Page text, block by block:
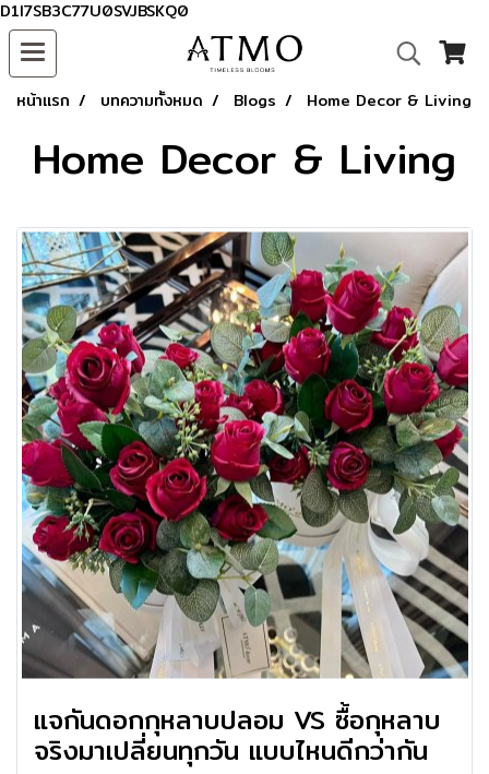
D1I7SB3C77U0SVJBSKQ0
หน้าแรก บทความทั้งหมด Blogs Home Decor & Living
Home Decor & Living
แจกันดอกกุหลาบปลอม VS ซื้อกุหลาบ
จริงมาเปลี่ยนทุกวัน แบบไหนดีกว่ากัน